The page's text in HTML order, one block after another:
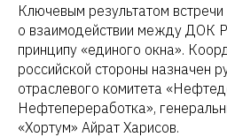
Ключевым результатом
о взаимодействии между ДОК
принципу «единого окна».
российской стороны назначен
отраслевого комитета
Нефтепереработка»,
«Хортум» Айрат Харисов.